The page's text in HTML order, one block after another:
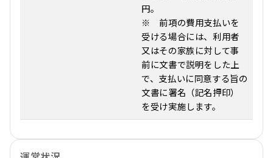
円。
※ 前項の費用支払いを
受ける場合には、利用者
又はその家族に対して事
前に文書で説明をした上
で、支払いに同意する旨の
文書に署名（記名押印）
を受け実施します。